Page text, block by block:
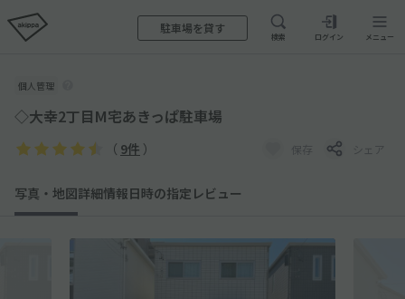
駐車場を貸す
検索 ログイン メニュー
個人管理
◇大幸2丁目M宅あきっぱ駐車場
（ 9件 ） 保存 シェア
写真・地図詳細情報日時の指定 レビュー